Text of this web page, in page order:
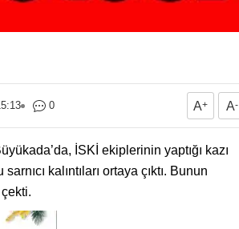
0 A+ A-
İSKİ ekiplerinin yaptığı kazı
kalıntıları ortaya çıktı. Bunun